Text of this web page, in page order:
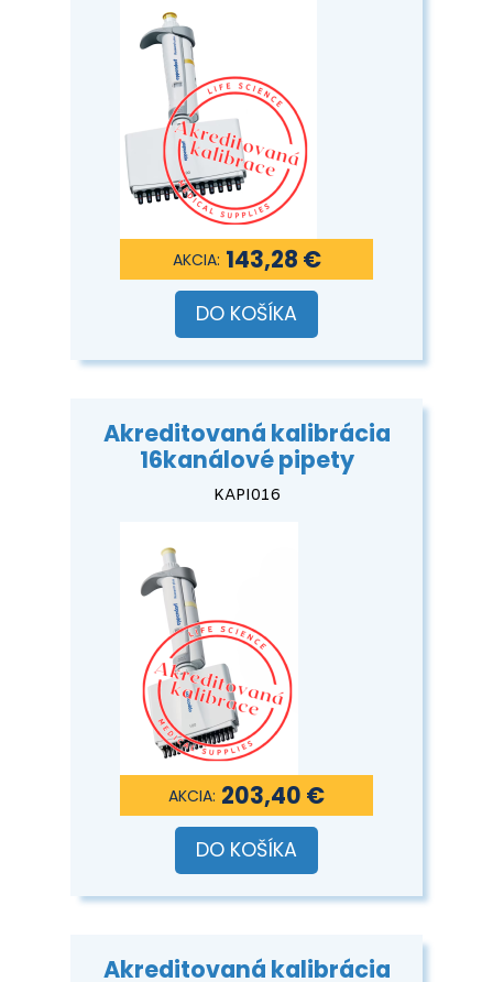
143,28 €
DO KOŠÍKA
Akreditovaná kalibrácia
16kanálové pipety
KAPI016
203,40 €
DO KOŠÍKA
Akreditovaná kalibrácia